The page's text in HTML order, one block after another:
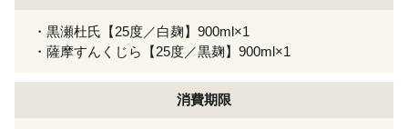
・黒瀬杜氏【25度／白麹】900ml×1
・薩摩すんくじら【25度／黒麹】900ml×1
消費期限